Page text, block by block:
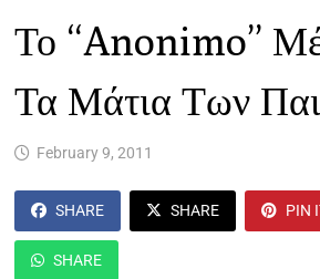
Το “anonimo”
Τα Μάτια Των
February 9, 2011
SHARE SHARE PIN
SHARE